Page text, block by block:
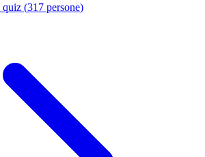
quiz (317 persone)